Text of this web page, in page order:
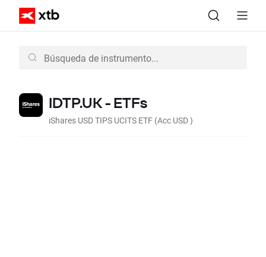
IDTP.UK - ETFs
iShares USD TIPS UCITS ETF (Acc USD )